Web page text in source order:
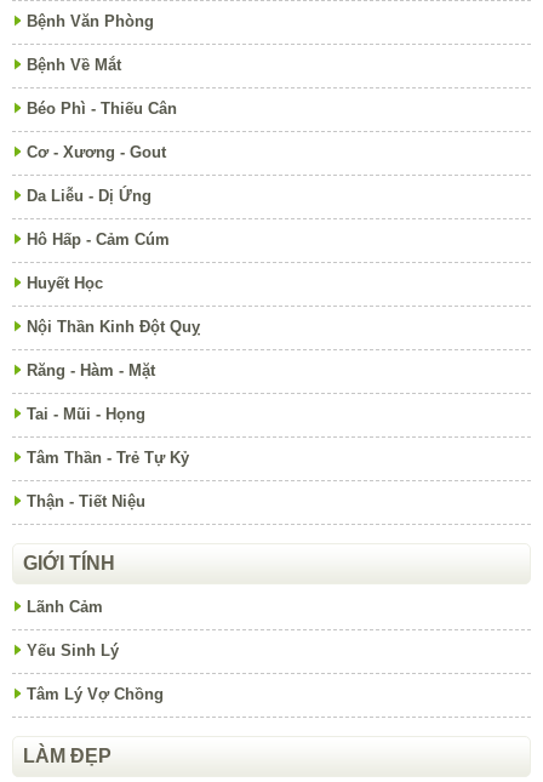
Bệnh Văn Phòng
Bệnh Về Mắt
Béo Phì - Thiếu Cân
Cơ - Xương - Gout
Da Liễu - Dị Ứng
Hô Hấp - Cảm Cúm
Huyết Học
Nội Thần Kinh Đột Quỵ
Răng - Hàm - Mặt
Tai - Mũi - Họng
Tâm Thần - Trẻ Tự Kỷ
Thận - Tiết Niệu
GIỚI TÍNH
Lãnh Cảm
Yếu Sinh Lý
Tâm Lý Vợ Chồng
LÀM ĐẸP